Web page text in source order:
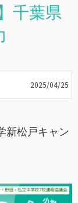
千葉県
2025/04/25
新松戸キャン